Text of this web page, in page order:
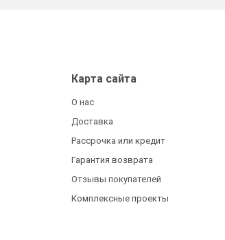
Карта сайта
О нас
Доставка
Рассрочка или кредит
Гарантия возврата
Отзывы покупателей
Комплексные проекты